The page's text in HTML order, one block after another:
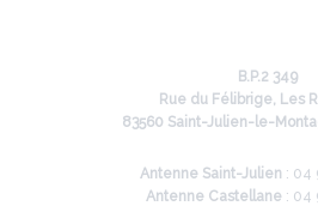
B.P.2 349
Rue du Félibrige, Les
83560 Saint-Julien-le-
Antenne Saint-Julien : 04
Antenne Castellane : 04